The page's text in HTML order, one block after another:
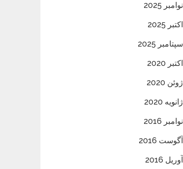
نوامبر 2025
اکتبر 2025
سپتامبر 2025
اکتبر 2020
ژوئن 2020
ژانویه 2020
نوامبر 2016
آگوست 2016
آوریل 2016